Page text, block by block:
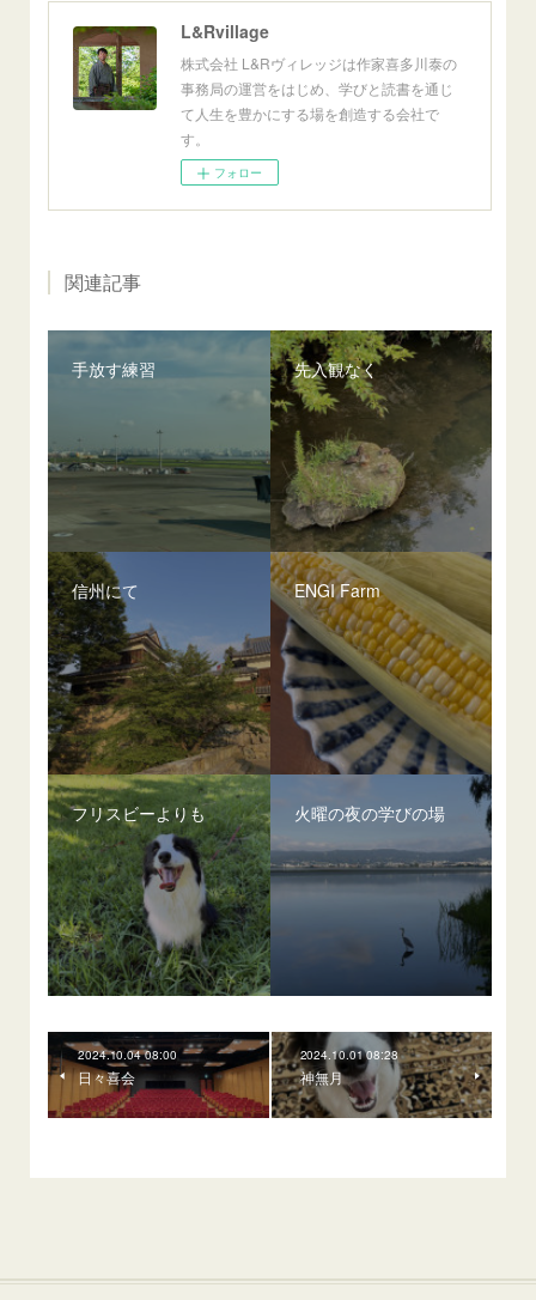
L&Rvillage
株式会社 L&Rヴィレッジは作家喜多川泰の
事務局の運営をはじめ、学びと読書を通じ
て人生を豊かにする場を創造する会社で
す。
フォロー
関連記事
手放す練習 先入観なく
信州にて ENGI Farm
フリスビーよりも 火曜の夜の学びの場
2024.10.04 08:00
日々喜会
2024.10.01 08:28
神無月